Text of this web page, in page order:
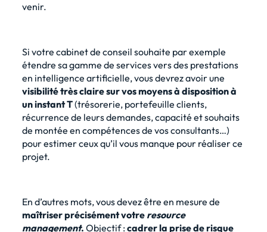
venir.
Si votre cabinet de conseil souhaite par exemple
étendre sa gamme de services vers des prestations
en intelligence artificielle, vous devrez avoir une
visibilité très claire sur vos moyens à disposition à
un instant T(trésorerie, portefeuille clients,
récurrence de leurs demandes, capacité et souhaits
de montée en compétences de vos consultants…)
pour estimer ceux qu’il vous manque pour réaliser ce
projet.
En d’autres mots, vous devez être en mesure de
maîtriser précisément votre resource
management. Objectif :cadrer la prise de risque